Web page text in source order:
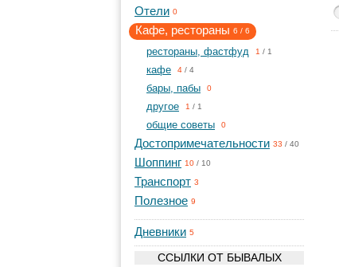
Отели 0
Кафе, рестораны 6 / 6
рестораны, фастфуд 1 / 1
кафе 4 / 4
бары, пабы 0
другое 1 / 1
общие советы 0
Достопримечательности 33 / 40
Шоппинг 10 / 10
Транспорт 3
Полезное 9
Дневники 5
ССЫЛКИ ОТ БЫВАЛЫХ